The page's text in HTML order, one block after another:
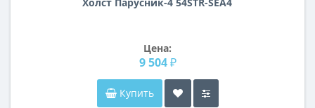
Цена:
9 504 ₽
Купить